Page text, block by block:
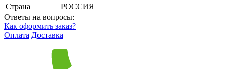
Страна
РОССИЯ
Ответы на вопросы:
Как оформить заказ?
Оплата Доставка